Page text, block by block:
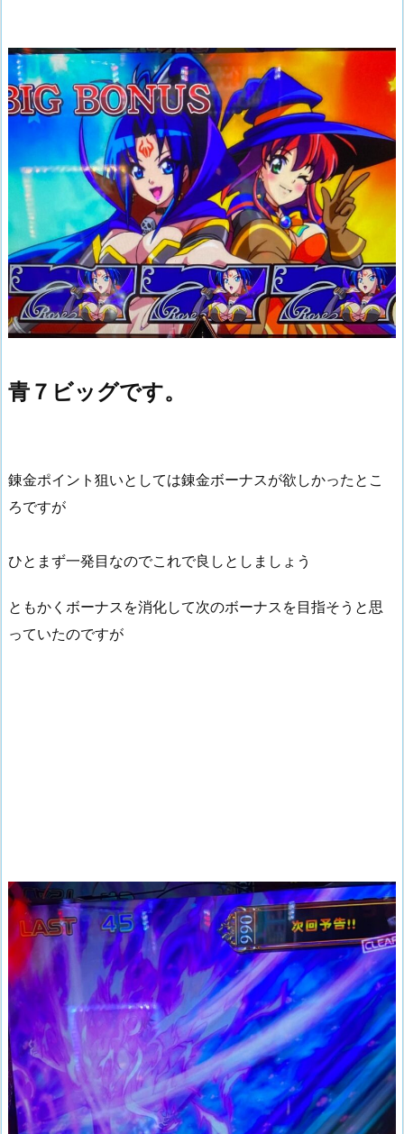
青７ビッグです。
錬金ポイント狙いとしては錬金ボーナスが欲しかったとこ
ろですが
ひとまず一発目なのでこれで良しとしましょう
ともかくボーナスを消化して次のボーナスを目指そうと思
っていたのですが